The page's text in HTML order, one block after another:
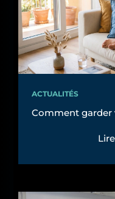
ACTUALITÉS
Comment garder